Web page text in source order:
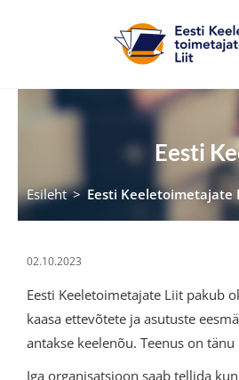
Eesti
Esileht> Eesti
02.10.2023
Eesti Keeletoimetajate Liit pakub
kaasa ettevõtete ja asutuste
antakse keelenõu. Teenus on
Iga organisatsioon saab tellida